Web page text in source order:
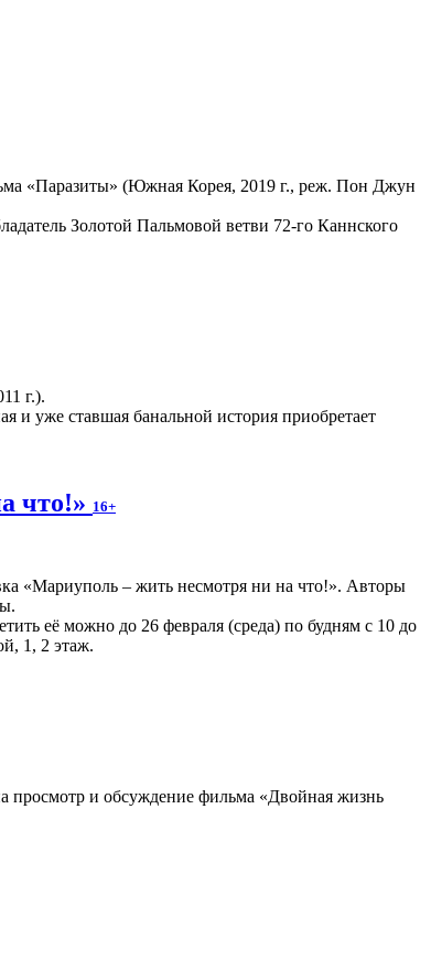
«Паразиты» (Южная Корея, 2019 г., реж. Пон Джун
Золотой Пальмовой ветви 72-го Каннского
г.).
уже ставшая банальной история приобретает
что!» 16+
«Мариуполь – жить несмотря ни на что!». Авторы
её можно до 26 февраля (среда) по будням с 10 до
1, 2 этаж.
просмотр и обсуждение фильма «Двойная жизнь